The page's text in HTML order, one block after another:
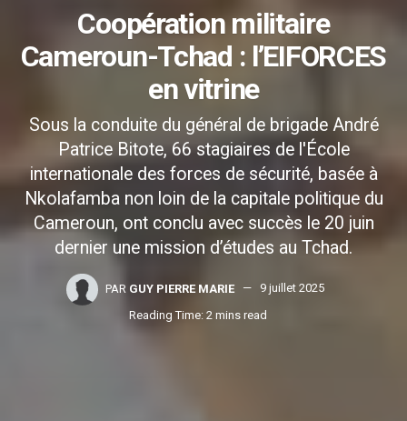
Coopération militaire
Cameroun-Tchad : l’EIFORCES
en vitrine
Sous la conduite du général de brigade André
Patrice Bitote, 66 stagiaires de l'École
internationale des forces de sécurité, basée à
Nkolafamba non loin de la capitale politique du
Cameroun, ont conclu avec succès le 20 juin
dernier une mission d’études au Tchad.
PAR GUY PIERRE MARIE
9 juillet 2025
Reading Time: 2 mins read